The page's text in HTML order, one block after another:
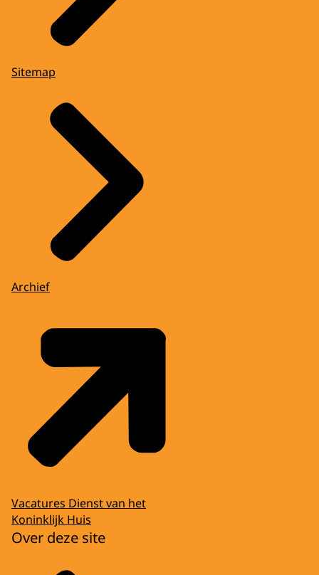
Sitemap
Archief
Vacatures Dienst van het
Koninklijk Huis
Over deze site